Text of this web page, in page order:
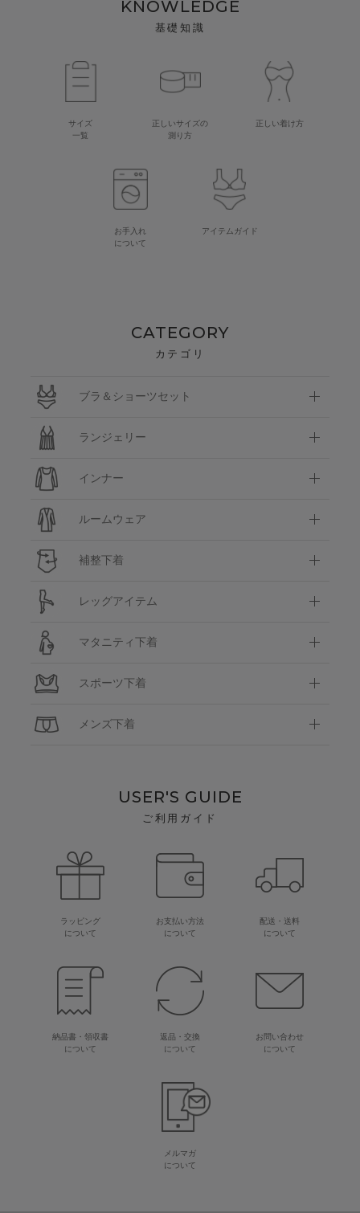
KNOWLEDGE
基礎知識
サイズ
一覧
正しいサイズの
測り方
正しい着け方
お手入れ
について
アイテムガイド
CATEGORY
カテゴリ
ブラ＆ショーツセット
ランジェリー
インナー
ルームウェア
補整下着
レッグアイテム
マタニティ下着
スポーツ下着
メンズ下着
USER'S GUIDE
ご利用ガイド
ラッピング
について
お支払い方法
について
配送・送料
について
納品書・領収書
について
返品・交換
について
お問い合わせ
について
メルマガ
について